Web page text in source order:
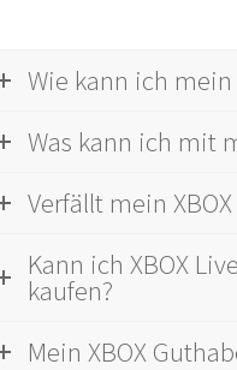
Wie kann ich mein
Was kann ich mit
Verfällt mein
Kann ich XBOX
kaufen?
Mein XBOX